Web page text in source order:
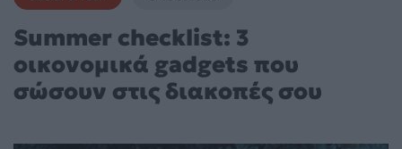
Summer checklist: 3
οικονομικά gadgets που
σώσουν στις διακοπές σου